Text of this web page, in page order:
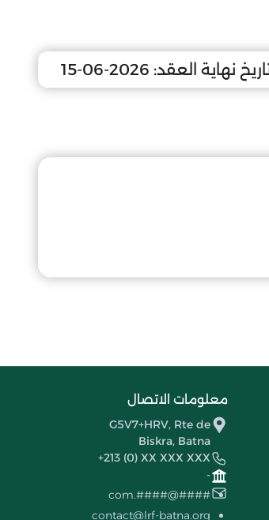
نهاية العقد: 2026-06-15
معلومات الاتصال
G5V7+HRV, Rte de
Biskra, Batna
+213 (0) XX XXX XXX
-
####@####.com
contact@lrf-batna.org